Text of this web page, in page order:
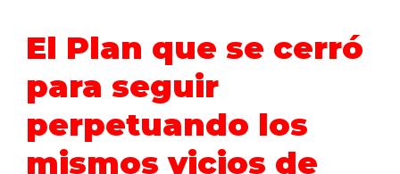
El Plan que se cerró
para seguir
perpetuando los
mismos vicios de